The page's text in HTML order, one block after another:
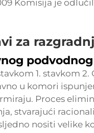
Komisija je
za
1. stavkom
u komori
Proces
stvarajući
nositi velike